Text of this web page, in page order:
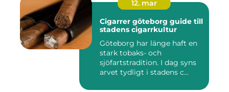
12. mar
Cigarrer göteborg guide till
stadens cigarrkultur
Göteborg har länge haft en
stark tobaks- och
sjöfartstradition. I dag syns
arvet tydligt i stadens c...